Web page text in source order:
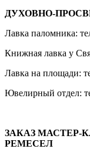
ДУХОВНО-
Лавка паломника:
Книжная лавка у
Лавка на площади:
Ювелирный отдел:
ЗАКАЗ МАСТЕР-
РЕМЕСЕЛ